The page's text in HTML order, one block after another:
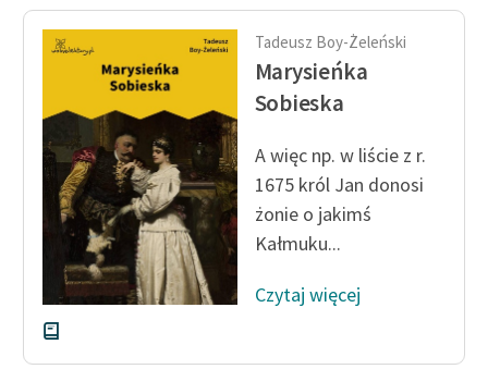
Tadeusz Boy-Żeleński
Marysieńka
Sobieska
A więc np. w liście z r.
1675 król Jan donosi
żonie o jakimś
Kałmuku...
Czytaj więcej